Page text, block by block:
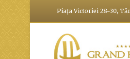
Piața Victoriei 28-30,